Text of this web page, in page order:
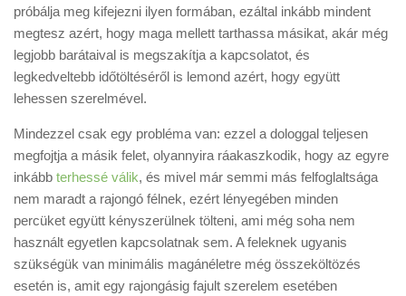
próbálja meg kifejezni ilyen formában, ezáltal inkább mindent
megtesz azért, hogy maga mellett tarthassa másikat, akár még
legjobb barátaival is megszakítja a kapcsolatot, és
legkedveltebb időtöltéséről is lemond azért, hogy együtt
lehessen szerelmével.
Mindezzel csak egy probléma van: ezzel a dologgal teljesen
megfojtja a másik felet, olyannyira ráakaszkodik, hogy az egyre
inkább terhessé válik, és mivel már semmi más felfoglaltsága
nem maradt a rajongó félnek, ezért lényegében minden
percüket együtt kényszerülnek tölteni, ami még soha nem
használt egyetlen kapcsolatnak sem. A feleknek ugyanis
szükségük van minimális magánéletre még összeköltözés
esetén is, amit egy rajongásig fajult szerelem esetében